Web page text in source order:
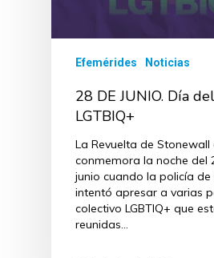
Efemérides Noticias
28 DE JUNIO. Día
LGTBIQ+
La Revuelta de Stonewall
conmemora la noche del
junio cuando la policía de
intentó apresar a varias
colectivo LGBTIQ+ que
reunidas…